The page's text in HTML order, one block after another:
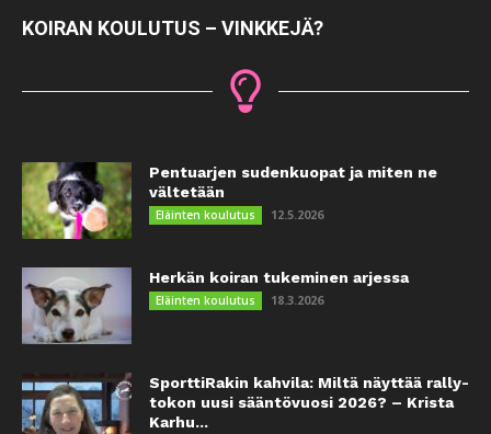
KOIRAN KOULUTUS – VINKKEJÄ?
Pentuarjen sudenkuopat ja miten ne
vältetään
Eläinten koulutus 12.5.2026
Herkän koiran tukeminen arjessa
Eläinten koulutus 18.3.2026
SporttiRakin kahvila: Miltä näyttää rally-
tokon uusi sääntövuosi 2026? – Krista
Karhu...